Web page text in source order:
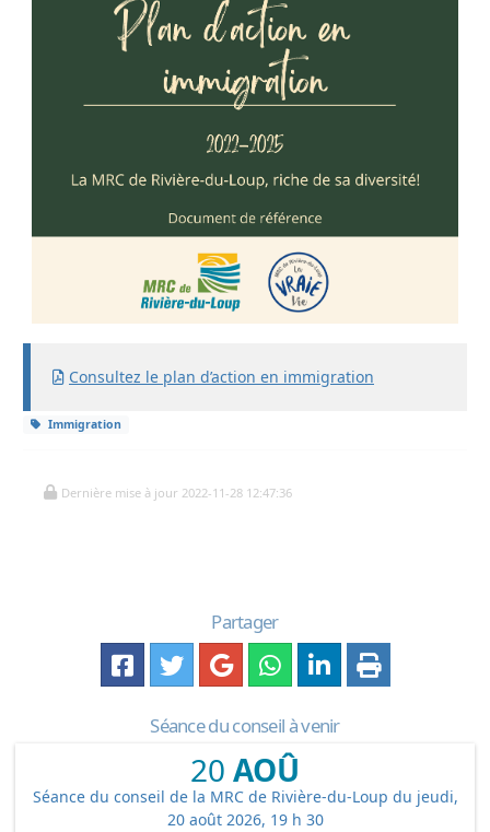
Consultez le plan d’action en immigration
Immigration
Dernière mise à jour 2022-11-28 12:47:36
Partager
Séance du conseil à venir
20 AOÛ
Séance du conseil de la MRC de Rivière-du-Loup du jeudi,
20 août 2026, 19 h 30